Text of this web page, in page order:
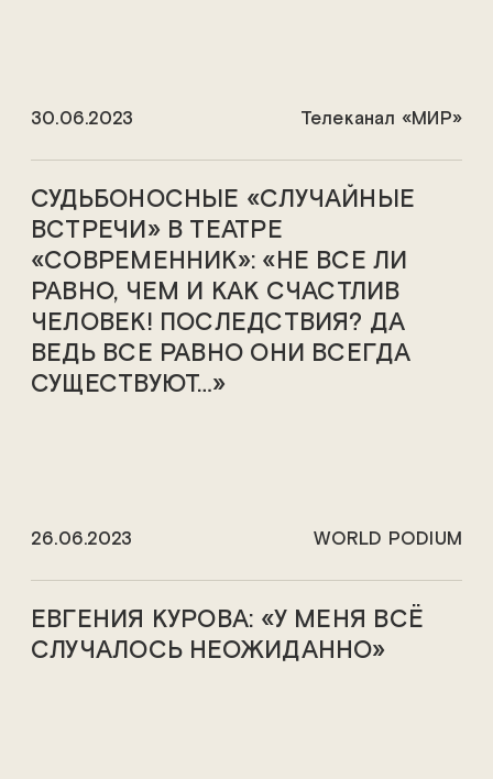
30.06.2023 Телеканал «МИР»
СУДЬБОНОСНЫЕ «СЛУЧАЙНЫЕ
ВСТРЕЧИ» В ТЕАТРЕ
«СОВРЕМЕННИК»: «НЕ ВСЕ ЛИ
РАВНО, ЧЕМ И КАК СЧАСТЛИВ
ЧЕЛОВЕК! ПОСЛЕДСТВИЯ? ДА
ВЕДЬ ВСЕ РАВНО ОНИ ВСЕГДА
СУЩЕСТВУЮТ…»
26.06.2023 WORLD PODIUM
ЕВГЕНИЯ КУРОВА: «У МЕНЯ ВСЁ
СЛУЧАЛОСЬ НЕОЖИДАННО»